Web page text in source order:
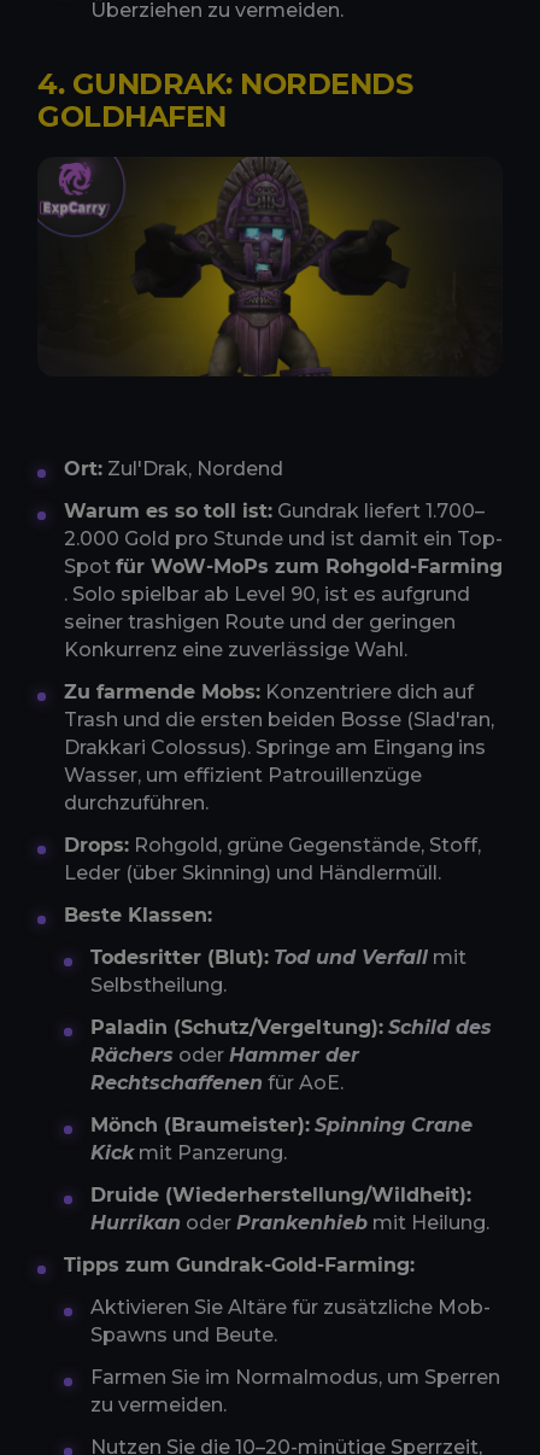
Überziehen zu vermeiden.
4. GUNDRAK: NORDENDS
GOLDHAFEN
Ort: Zul'Drak, Nordend
Warum es so toll ist: Gundrak liefert 1.700–
2.000 Gold pro Stunde und ist damit ein Top-
Spot für WoW-MoPs zum Rohgold-Farming
. Solo spielbar ab Level 90, ist es aufgrund
seiner trashigen Route und der geringen
Konkurrenz eine zuverlässige Wahl.
Zu farmende Mobs: Konzentriere dich auf
Trash und die ersten beiden Bosse (Slad'ran,
Drakkari Colossus). Springe am Eingang ins
Wasser, um effizient Patrouillenzüge
durchzuführen.
Drops: Rohgold, grüne Gegenstände, Stoff,
Leder (über Skinning) und Händlermüll.
Beste Klassen:
Todesritter (Blut): Tod und Verfall mit
Selbstheilung.
Paladin (Schutz/Vergeltung): Schild des
Rächers oder Hammer der
Rechtschaffenen für AoE.
Mönch (Braumeister): Spinning Crane
Kickmit Panzerung.
Druide (Wiederherstellung/Wildheit):
Hurrikan oder Prankenhieb mit Heilung.
Tipps zum Gundrak-Gold-Farming:
Aktivieren Sie Altäre für zusätzliche Mob-
Spawns und Beute.
Farmen Sie im Normalmodus, um Sperren
zu vermeiden.
Nutzen Sie die 10–20-minütige Sperrzeit,